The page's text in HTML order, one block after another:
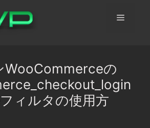
メ
WooCommerceの
ィルタの使用方